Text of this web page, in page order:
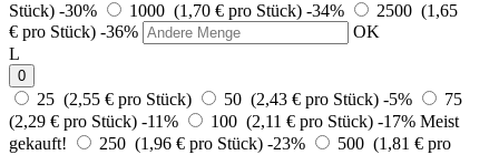
Stück) -30% 1000 (1,70 € pro Stück) -34%
2500 (1,65
€ pro Stück) -36%
OK
L
0
25 (2,55 € pro Stück) 50 (2,43 € pro Stück) -5%
75
(2,29 € pro Stück) -11% 100 (2,11 € pro Stück) -17% Meist
gekauft!
250 (1,96 € pro Stück) -23%
500 (1,81 € pro